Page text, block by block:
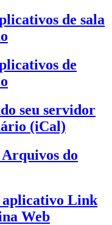
de sala
de
seu servidor
(iCal)
Arquivos do
aplicativo Link
Web